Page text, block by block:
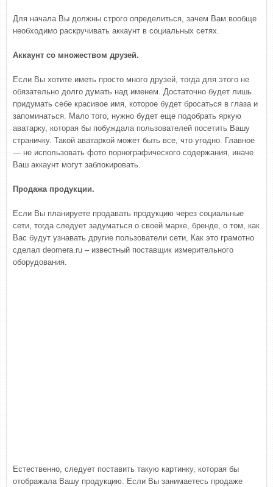
Для начала Вы должны строго определиться, зачем Вам вообще
необходимо раскручивать аккаунт в социальных сетях.
Аккаунт со множеством друзей.
Если Вы хотите иметь просто много друзей, тогда для этого не
обязательно долго думать над именем. Достаточно будет лишь
придумать себе красивое имя, которое будет бросаться в глаза и
запоминаться. Мало того, нужно будет еще подобрать яркую
аватарку, которая бы побуждала пользователей посетить Вашу
страничку. Такой аватаркой может быть все, что угодно. Главное
— не использовать фото порнографического содержания, иначе
Ваш аккаунт могут заблокировать.
Продажа продукции.
Если Вы планируете продавать продукцию через социальные
сети, тогда следует задуматься о своей марке, бренде, о том, как
Вас будут узнавать другие пользователи сети, Как это грамотно
сделал deomera.ru – известный поставщик измерительного
оборудования.
Естественно, следует поставить такую картинку, которая бы
отображала Вашу продукцию. Если Вы занимаетесь продаже